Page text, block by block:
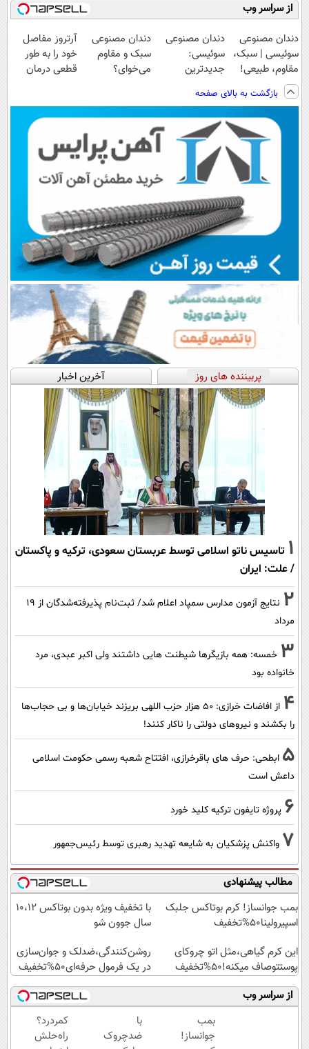
از سراسر وب
دندان مصنوعی
سوئیسی | سبک،
مقاوم، طبیعی!
ویزیت
رایگان+پرداخت
اقساطی😍
دندان مصنوعی
سوئیسی:
جدیدترین
سبک و مقاوم |
پرداخت قسطی
دندان مصنوعی
سبک و مقاوم
می‌خوای؟
📍تهران
آرتروز مفاصل
خود را به طور
قطعی درمان
بازگشت به بالای صفحه
پربیننده های روز آخرین اخبار
1 تاسیس ناتو اسلامی توسط عربستان سعودی، ترکیه و پاکستان
/ علت: ایران
2
نتایج آزمون مدارس سمپاد اعلام شد/ ثبت‌نام پذیرفته‌شدگان از ۱۹
مرداد
3 خمسه: همه بازیگرها شیطنت هایی داشتند ولی اکبر عبدی، مرد
خانواده بود
4
از افاضات خرازی: ۵۰ هزار حزب اللهی بریزند خیابان‌ها و بی حجاب‌ها
را بکشند و نیرو‌های دولتی را ناکار کنند!
5 ابطحی: حرف های باقرخرازی، افتتاح شعبه رسمی حکومت اسلامی
داعش است
6 پروژه تایفون ترکیه کلید خورد
7 واکنش پزشکیان به شایعه تهدید رهبری توسط رئیس‌جمهور
مطالب پیشنهادی
بمب جوانساز! کرم بوتاکس جلبک
اسپیرولینا50%تخفیف
با تخفیف ویژه بدون بوتاکس ۱۰،۱۲
سال جوون شو
این کرم گیاهی،مثل اتو چروکای
پوستتوصاف میکنه!50%تخفیف
روشن‌کنندگی،ضد‌لک و جوان‌سازی
در یک فرمول حرفه‌ای50%تخفیف
از سراسر وب
بمب
جوانساز!
با
ضدچروک
کمردرد؟
راه‌حلش